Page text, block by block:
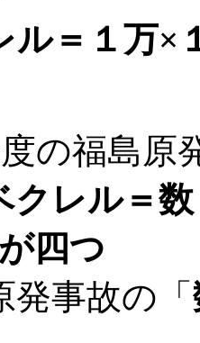
ル＝１万
の福島原
クレル＝
四つ
事故の「